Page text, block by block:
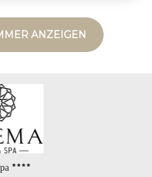
ANZEIGEN